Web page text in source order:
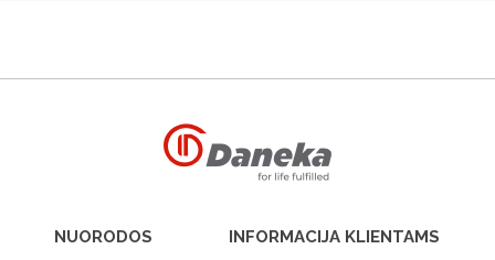
NUORODOS INFORMACIJA KLIENTAMS